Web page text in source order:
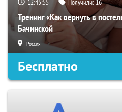
12:45:54 Получили:16
Тренинг «Как вернуть в
Бачинской
Россия
Бесплатно